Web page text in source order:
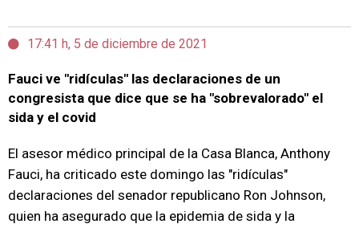
17:41 h, 5 de diciembre de 2021
Fauci ve "ridículas" las declaraciones de un
congresista que dice que se ha "sobrevalorado" el
sida y el covid
El asesor médico principal de la Casa Blanca, Anthony
Fauci, ha criticado este domingo las "ridículas"
declaraciones del senador republicano Ron Johnson,
quien ha asegurado que la epidemia de sida y la